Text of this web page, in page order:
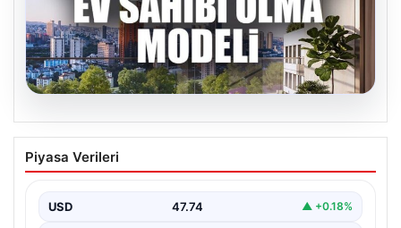
DAP Yapı’dan Emlak Güvencesi ile Kendi
Kendini Ödeyen Yeni Proje Ataşehir 173
çeken DAP Gayrimenkul Geliştirme, müşterilerine
sunduğu yeni yaşam modeliyle…
Piyasa Verileri
USD 47.74 ▲ +0.18%